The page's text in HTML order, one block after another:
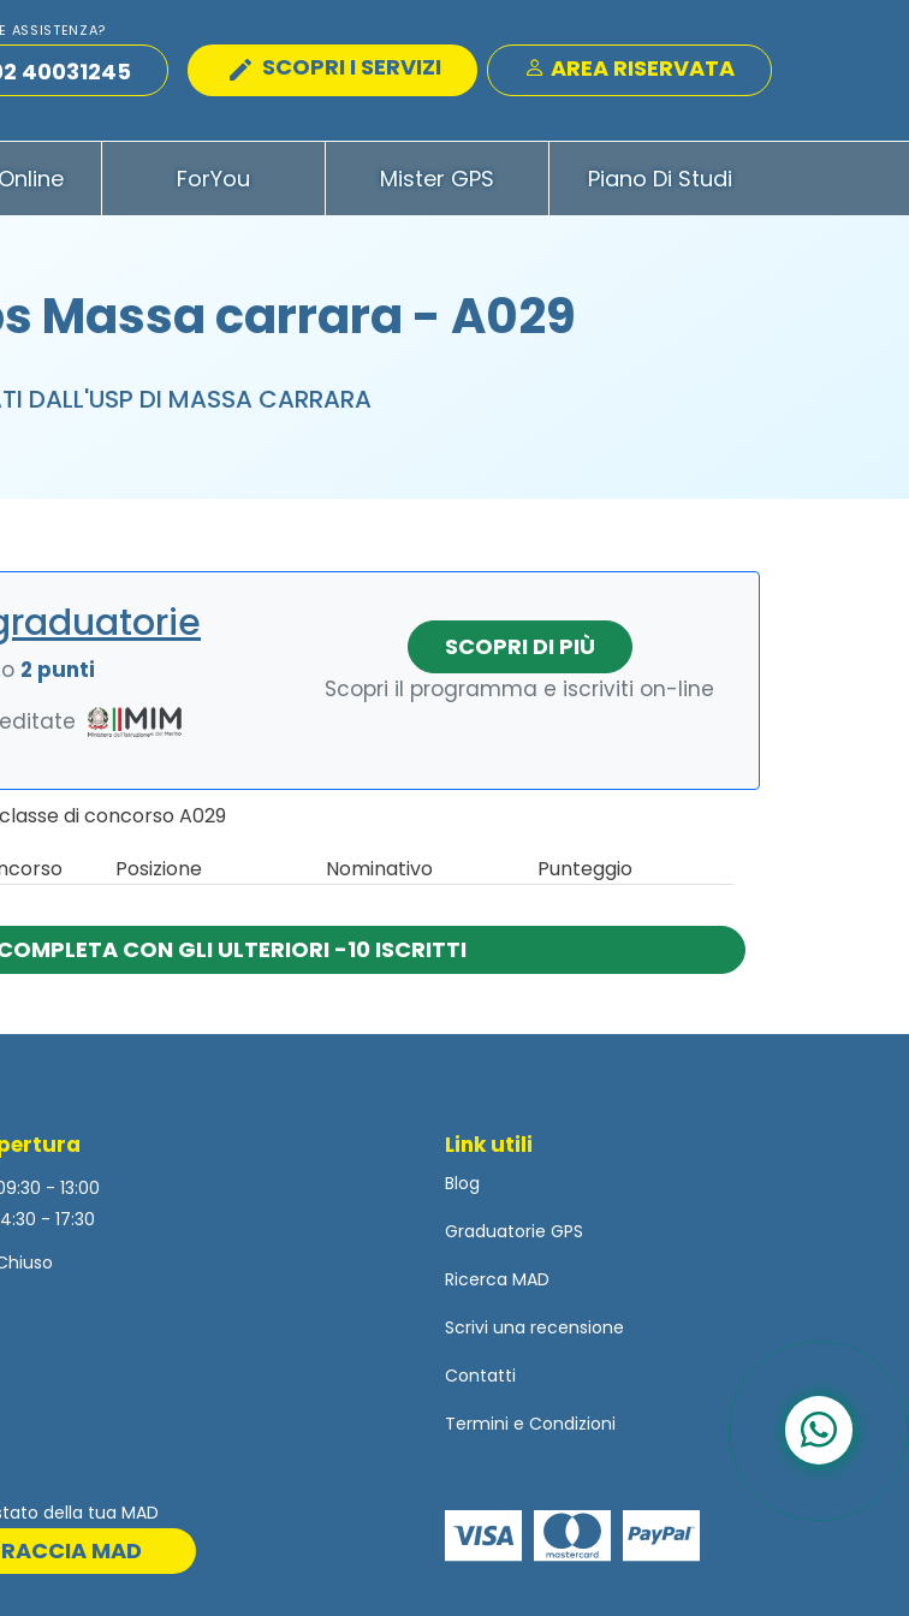
ASSISTENZA?
40031245 SCOPRI I SERVIZI AREA RISERVATA
ForYou Mister GPS Piano Di Studi
Massa carrara - A029
DALL'USP DI MASSA CARRARA
2 punti
SCOPRI DI PIÙ
Scopri il programma e iscriviti on-line
di concorso A029
Posizione Nominativo Punteggio
CON GLI ULTERIORI -10 ISCRITTI
- 13:00
- 17:30
Link utili
Blog
Graduatorie GPS
Ricerca MAD
Scrivi una recensione
Contatti
Termini e Condizioni
della tua MAD
MAD